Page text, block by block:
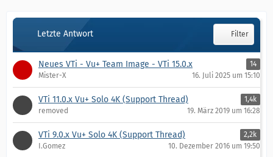
Letzte Antwort Filter
Neues VTi - Vu+ Team Image - VTi 15.0.x
14
Mister-X
16. Juli 2025 um 15:10
VTi 11.0.x Vu+ Solo 4K (Support Thread)
1,4k
removed
19. März 2019 um 16:28
VTi 9.0.x Vu+ Solo 4K (Support Thread)
2,2k
I.Gomez
10. Dezember 2016 um 19:50